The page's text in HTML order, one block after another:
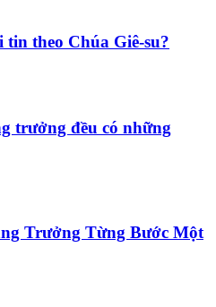
theo Chúa Giê-su?
trưởng đều có những
Trưởng Từng Bước Một